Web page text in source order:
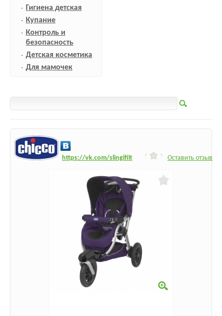
Гигиена детская
Купание
Контроль и
безопасность
Детская косметика
Для мамочек
https://vk.com/slingifilt Оставить отзыв